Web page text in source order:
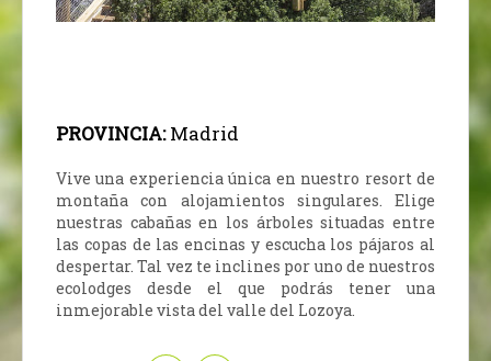
PROVINCIA:Madrid
Vive una experiencia única en nuestro resort de
montaña con alojamientos singulares. Elige
nuestras cabañas en los árboles situadas entre
las copas de las encinas y escucha los pájaros al
despertar. Tal vez te inclines por uno de nuestros
ecolodges desde el que podrás tener una
inmejorable vista del valle del Lozoya.